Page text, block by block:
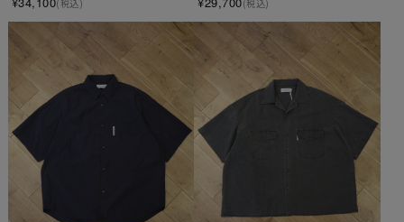
(税込) (税込)